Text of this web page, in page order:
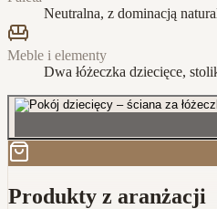
Neutralna, z dominacją
Meble i elementy
Dwa łóżeczka dziecięce,
Produkty z aranżacji